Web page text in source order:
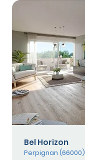
Bel Horizon
Perpignan (66000)